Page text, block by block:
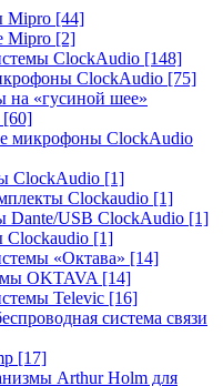
Mipro [44]
Mipro [2]
ClockAudio [148]
ClockAudio [75]
«гусиной шее»
[60]
микрофоны ClockAudio
ClockAudio [1]
Clockaudio [1]
USB ClockAudio [1]
Clockaudio [1]
«Октава» [14]
OKTAVA [14]
Televic [16]
система связи
[17]
Arthur Holm для